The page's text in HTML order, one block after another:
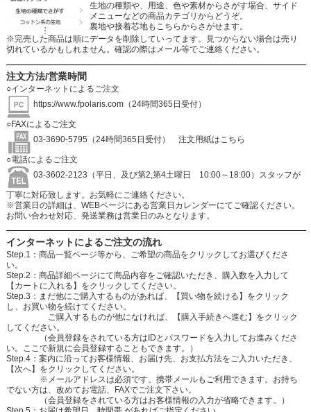
生地の種類や、用途、色や素材からさがす場合、サイド
メニューなどの商品カテゴリからどうぞ。
裏地や接着芯地もこちらからさがせます。
※完売した商品は順にデータを削除していってます。見つからない場合は売り
切れているかもしれません。確認の際はメール等でご連絡ください。
注文方法/営業時間
○インターネットによるご注文
https://www.fpolaris.com（24時間365日受付）
○FAXによるご注文
03-3690-5795（24時間365日受付）
注文用紙はこちら
○電話によるご注文
03-3602-2123（平日、及び第2,第4土曜日 10:00～18:00）スタッフが
丁寧に対応致します。お気軽にご連絡ください。
※営業日の詳細は、WEBページにある営業日カレンダーにてご確認ください。
お問い合わせ対応、発送業務は営業日のみとなります。
インターネットによるご注文の流れ
Step.1：商品一覧ページ等から、ご希望の商品をクリックしてお選びくださ
い。
Step.2：商品詳細ページにて商品内容をご確認いただき、購入数を入力して
【カートに入れる】をクリックしてください。
Step.3：まだ他にご購入するものがあれば、【買い物を続ける】をクリック
し、お買い物を続けてください。
ご購入するものが他になければ、【購入手続きへ進む】をクリック
してください。
（会員登録をされている方はIDとパスワードを入力してお進みくださ
い。ここで新規に会員登録することもできます。）
Step.4：案内に沿ってお客様情報、お届け先、お支払方法をご入力いただき、
【次へ】をクリックしてください。
※メールアドレスは必須です。携帯メールもご利用できます。お持ち
でない方は、改めてお電話、FAXでご注文下さい。
（会員登録をされている方はお客様情報の入力が省略できます。）